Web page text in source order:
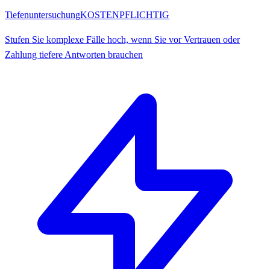
TiefenuntersuchungKOSTENPFLICHTIG
Stufen Sie komplexe Fälle hoch, wenn Sie vor Vertrauen oder
Zahlung tiefere Antworten brauchen